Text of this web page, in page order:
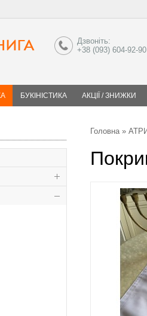
Дзвоніть:
+38 (093) 604-92-90
БУКІНІСТИКА АКЦІЇ / ЗНИЖКИ
Головна»